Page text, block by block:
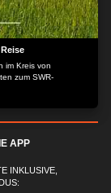
im Kreis von
zum SWR-
APP
INKLUSIVE,